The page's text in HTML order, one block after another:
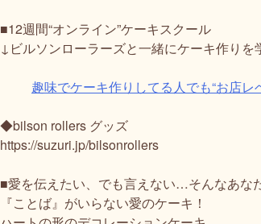
■12週間“オンライン”ケーキスクール
↓ビルソンローラーズと一緒にケーキ作りを
趣味でケーキ作りしてる人でも“お店
◆bilson rollers グッズ
https://suzuri.jp/bilsonrollers
■愛を伝えたい、でも言えない…そんなあな
『ことば』がいらない愛のケーキ！